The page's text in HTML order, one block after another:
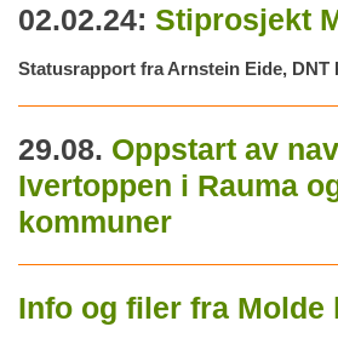
02.02.24: Stiprosjekt
Statusrapport fra Arnstein Eide, DNT
29.08. Oppstart av
Ivertoppen i Rauma
kommuner
Info og filer fra Molde